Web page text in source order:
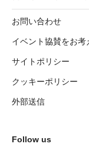
お問い合わせ
イベント協賛をお
サイトポリシー
クッキーポリシー
外部送信
Follow us